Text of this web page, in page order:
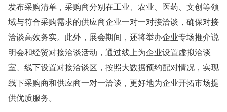
发布采购清单，采购商分别在工业、农业、医药、文创等领
域与符合采购需求的供应商企业一对一对接洽谈，确保对接
洽谈高效务实。此外，展会期间，还将举办企业专场推介说
明会和经贸对接洽谈活动，通过线上为企业设置虚拟洽谈
室、线下设置对接洽谈区，按照大数据预约配对情况，实现
线下采购商和供应商一对一洽谈，更好地为企业开拓市场提
供优质服务。